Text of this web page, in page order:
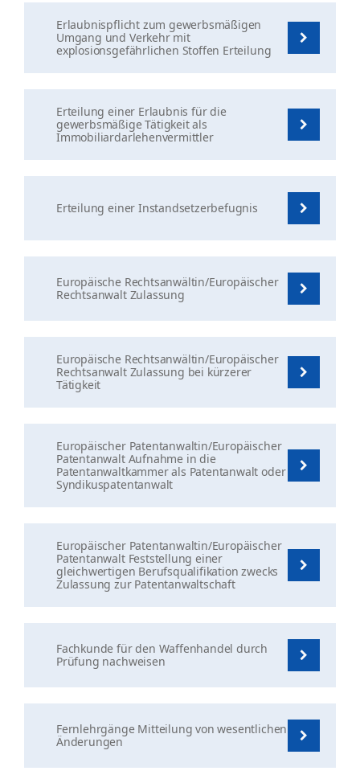
Erlaubnispflicht zum gewerbsmäßigen
Umgang und Verkehr mit
explosionsgefährlichen Stoffen Erteilung
Erteilung einer Erlaubnis für die
gewerbsmäßige Tätigkeit als
Immobiliardarlehenvermittler
Erteilung einer Instandsetzerbefugnis
Europäische Rechtsanwältin/Europäischer
Rechtsanwalt Zulassung
Europäische Rechtsanwältin/Europäischer
Rechtsanwalt Zulassung bei kürzerer
Tätigkeit
Europäischer Patentanwaltin/Europäischer
Patentanwalt Aufnahme in die
Patentanwaltkammer als Patentanwalt oder
Syndikuspatentanwalt
Europäischer Patentanwaltin/Europäischer
Patentanwalt Feststellung einer
gleichwertigen Berufsqualifikation zwecks
Zulassung zur Patentanwaltschaft
Fachkunde für den Waffenhandel durch
Prüfung nachweisen
Fernlehrgänge Mitteilung von wesentlichen
Änderungen